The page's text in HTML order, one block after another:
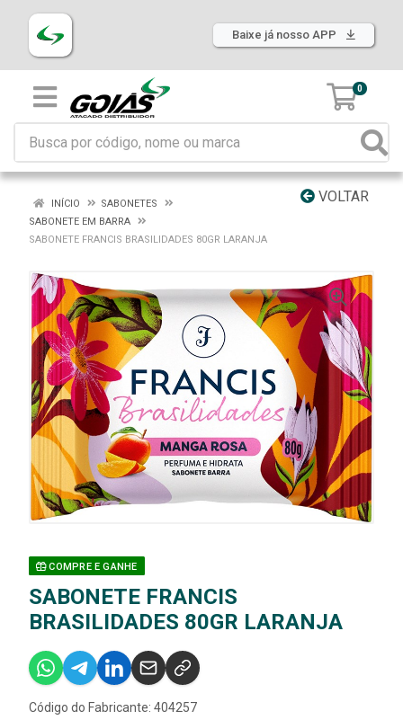
Baixe já nosso APP
0
VOLTAR
INÍCIO
SABONETES
SABONETE EM BARRA
SABONETE FRANCIS BRASILIDADES 80GR LARANJA
COMPRE E GANHE
SABONETE FRANCIS
BRASILIDADES 80GR LARANJA
Código do Fabricante: 404257